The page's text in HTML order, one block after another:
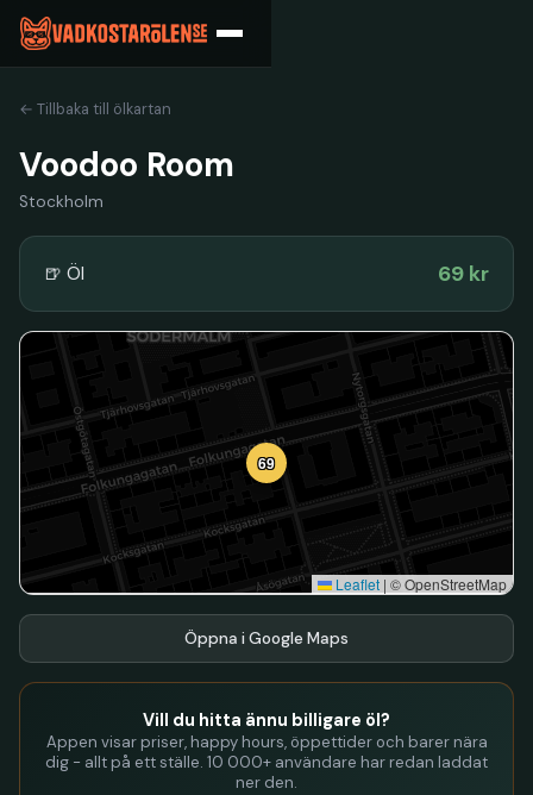
← Tillbaka till ölkartan
Voodoo Room
Stockholm
🍺 Öl 69 kr
69
Leaflet | © OpenStreetMap
Öppna i Google Maps
Vill du hitta ännu billigare öl?
Appen visar priser, happy hours, öppettider och barer nära
dig - allt på ett ställe. 10 000+ användare har redan laddat
ner den.